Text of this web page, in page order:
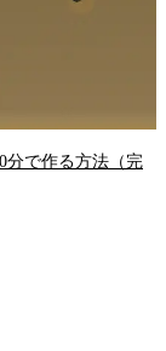
分で作る方法（完